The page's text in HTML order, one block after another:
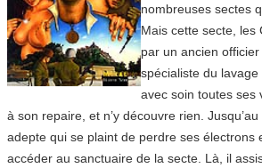
nombreuses sectes
Mais cette secte, les
par un ancien
spécialiste du
avec soin toutes ses
à son repaire, et n’y découvre rien.
adepte qui se plaint de perdre ses électrons
accéder au sanctuaire de la secte. Là, il